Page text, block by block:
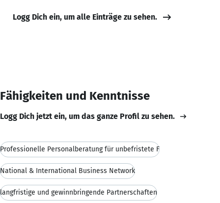
Logg Dich ein, um alle Einträge zu sehen.
Fähigkeiten und Kenntnisse
Logg Dich jetzt ein, um das ganze Profil zu sehen.
Professionelle Personalberatung für unbefristete F
National & International Business Network
langfristige und gewinnbringende Partnerschaften